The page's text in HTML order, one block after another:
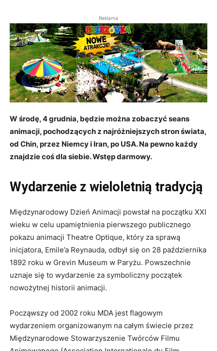
Reklama
W środę, 4 grudnia, będzie można zobaczyć seans
animacji, pochodzących z najróżniejszych stron świata,
od Chin, przez Niemcy i Iran, po USA. Na pewno każdy
znajdzie coś dla siebie. Wstęp darmowy.
Wydarzenie z wieloletnią tradycją
Międzynarodowy Dzień Animacji powstał na początku XXI
wieku w celu upamiętnienia pierwszego publicznego
pokazu animacji Theatre Optique, który za sprawą
inicjatora, Emile’a Reynauda, odbył się on 28 października
1892 roku w Grevin Museum w Paryżu. Powszechnie
uznaje się to wydarzenie za symboliczny początek
nowożytnej historii animacji.
Począwszy od 2002 roku MDA jest flagowym
wydarzeniem organizowanym na całym świecie przez
Międzynarodowe Stowarzyszenie Twórców Filmu